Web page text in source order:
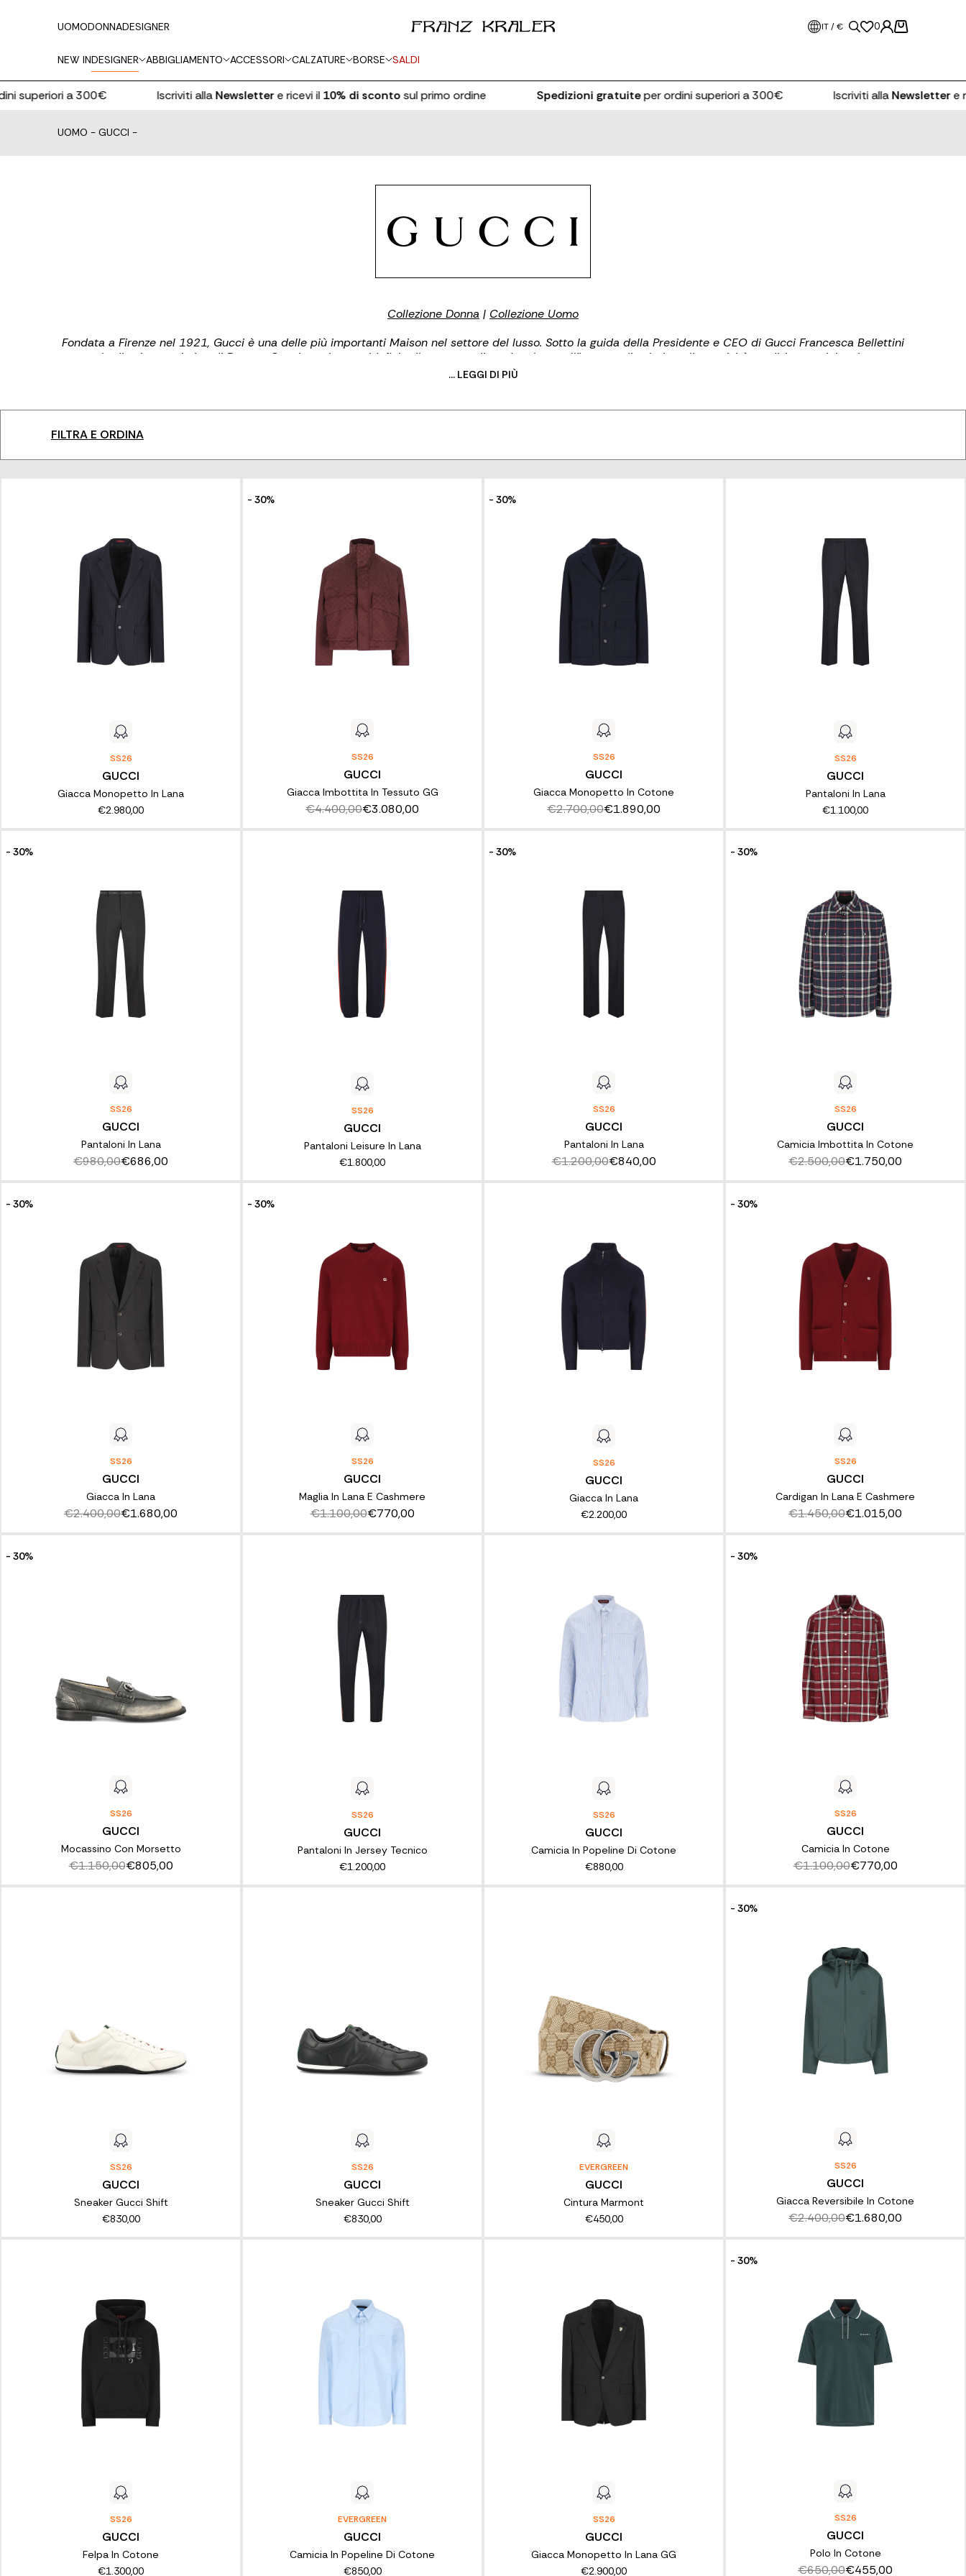
UOMODONNADESIGNER IT / € 0
NEW INDESIGNER ABBIGLIAMENTO ACCESSORI CALZATURE BORSE SALDI
a 300€ Iscriviti allaNewslettere ricevi il10% di scontosul primo ordine Spedizioni gratuiteper ordini superiori a 300€ Iscriviti allaNewslettere
UOMO - GUCCI -
Collezione Donna | Collezione Uomo
Fondata a Firenze nel 1921, Gucci è una delle più importanti Maison nel settore del lusso. Sotto la guida della Presidente e CEO di Gucci Francesca Bellettini
e la direzione artistica di Demna, Gucci continua a ridefinire il concetto di moda e lusso all'insegna di valori quali creatività, tradizione artigianale e
innovazione.
... LEGGI DI PIÙ
FILTRA E ORDINA
SS26
GUCCI
Giacca Monopetto In Lana
€2.980,00
- 30%
SS26
GUCCI
Giacca Imbottita In Tessuto GG
€4.400,00€3.080,00
- 30%
SS26
GUCCI
Giacca Monopetto In Cotone
€2.700,00€1.890,00
SS26
GUCCI
Pantaloni In Lana
€1.100,00
- 30%
SS26
GUCCI
Pantaloni In Lana
€980,00€686,00
SS26
GUCCI
Pantaloni Leisure In Lana
€1.800,00
- 30%
SS26
GUCCI
Pantaloni In Lana
€1.200,00€840,00
- 30%
SS26
GUCCI
Camicia Imbottita In Cotone
€2.500,00€1.750,00
- 30%
SS26
GUCCI
Giacca In Lana
€2.400,00€1.680,00
- 30%
SS26
GUCCI
Maglia In Lana E Cashmere
€1.100,00€770,00
SS26
GUCCI
Giacca In Lana
€2.200,00
- 30%
SS26
GUCCI
Cardigan In Lana E Cashmere
€1.450,00€1.015,00
- 30%
SS26
GUCCI
Mocassino Con Morsetto
€1.150,00€805,00
SS26
GUCCI
Pantaloni In Jersey Tecnico
€1.200,00
SS26
GUCCI
Camicia In Popeline Di Cotone
€880,00
- 30%
SS26
GUCCI
Camicia In Cotone
€1.100,00€770,00
SS26
GUCCI
Sneaker Gucci Shift
€830,00
SS26
GUCCI
Sneaker Gucci Shift
€830,00
EVERGREEN
GUCCI
Cintura Marmont
€450,00
- 30%
SS26
GUCCI
Giacca Reversibile In Cotone
€2.400,00€1.680,00
SS26
GUCCI
Felpa In Cotone
€1.300,00
EVERGREEN
GUCCI
Camicia In Popeline Di Cotone
€850,00
SS26
GUCCI
Giacca Monopetto In Lana GG
€2.900,00
- 30%
SS26
GUCCI
Polo In Cotone
€650,00€455,00